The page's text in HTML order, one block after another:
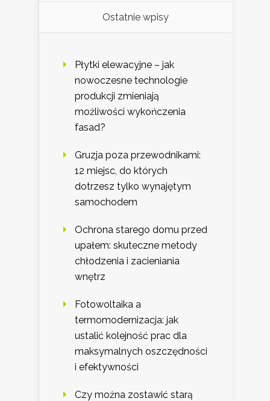
Ostatnie wpisy
Płytki elewacyjne – jak
nowoczesne technologie
produkcji zmieniają
możliwości wykończenia
fasad?
Gruzja poza przewodnikami:
12 miejsc, do których
dotrzesz tylko wynajętym
samochodem
Ochrona starego domu przed
upałem: skuteczne metody
chłodzenia i zacieniania
wnętrz
Fotowoltaika a
termomodernizacja: jak
ustalić kolejność prac dla
maksymalnych oszczędności
i efektywności
Czy można zostawić starą